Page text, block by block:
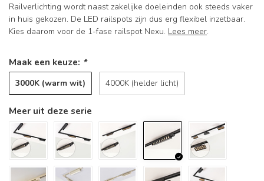
Railverlichting wordt naast zakelijke doeleinden ook steeds vaker
in huis gekozen. De LED railspots zijn dus erg flexibel inzetbaar.
Kies daarom voor de 1-fase railspot Nexu. Lees meer.
Maak een keuze: *
3000K (warm wit) 4000K (helder licht)
Meer uit deze serie